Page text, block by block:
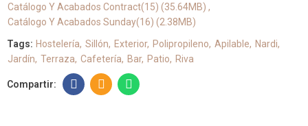
Catálogo Y Acabados Contract(15) (35.64MB)
Catálogo Y Acabados Sunday(16) (2.38MB)
Tags: Hostelería Sillón Exterior Polipropileno Apilable
Nardi
Jardín Terraza Cafetería Bar Patio Riva